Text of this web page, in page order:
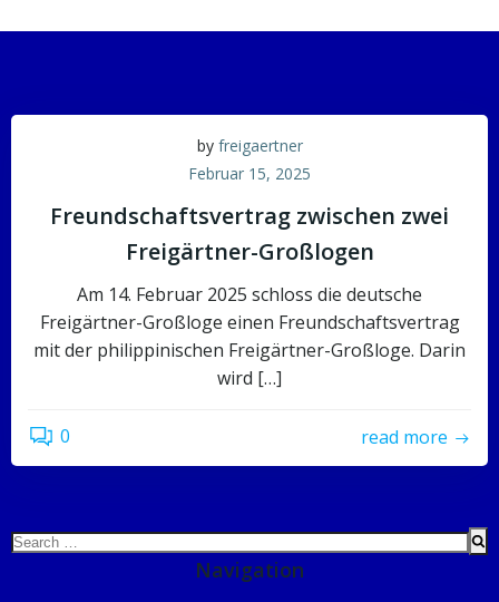
by freigaertner
Februar 15, 2025
Freundschaftsvertrag zwischen zwei
Freigärtner-Großlogen
Am 14. Februar 2025 schloss die deutsche
Freigärtner-Großloge einen Freundschaftsvertrag
mit der philippinischen Freigärtner-Großloge. Darin
wird […]
0 read more
Search
Navigation